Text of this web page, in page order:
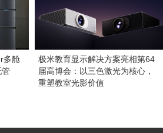
多舱
极米教育显示解决方案亮相第64
届高博会：以三色激光为核心，
重塑教室光影价值